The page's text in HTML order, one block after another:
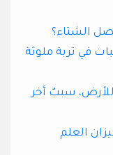
الشتاء؟
في تربة ملوثة
سببٌ أخر
العلم